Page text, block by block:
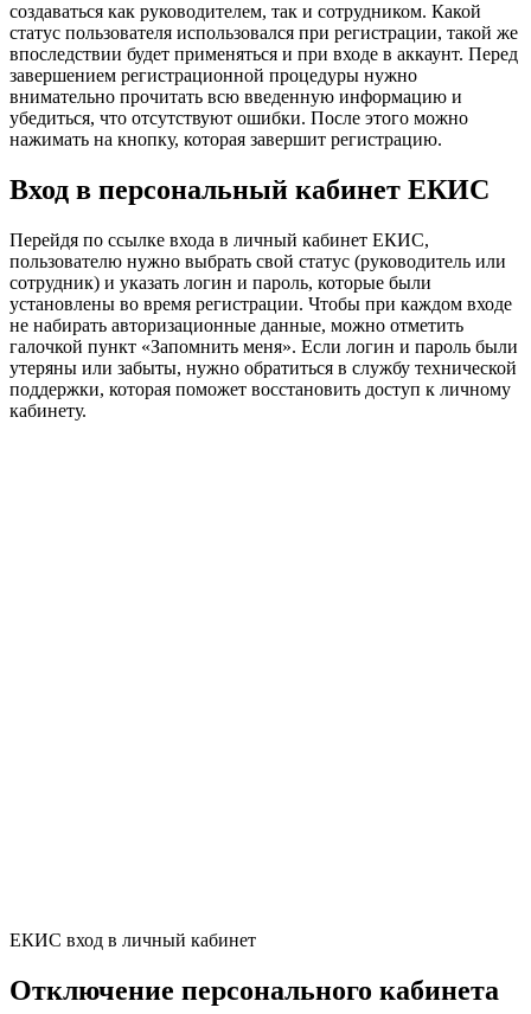
создаваться как руководителем, так и сотрудником. Какой
статус пользователя использовался при регистрации, такой же
впоследствии будет применяться и при входе в аккаунт. Перед
завершением регистрационной процедуры нужно
внимательно прочитать всю введенную информацию и
убедиться, что отсутствуют ошибки. После этого можно
нажимать на кнопку, которая завершит регистрацию.
Вход в персональный кабинет ЕКИС
Перейдя по ссылке входа в личный кабинет ЕКИС,
пользователю нужно выбрать свой статус (руководитель или
сотрудник) и указать логин и пароль, которые были
установлены во время регистрации. Чтобы при каждом входе
не набирать авторизационные данные, можно отметить
галочкой пункт «Запомнить меня». Если логин и пароль были
утеряны или забыты, нужно обратиться в службу технической
поддержки, которая поможет восстановить доступ к личному
кабинету.
ЕКИС вход в личный кабинет
Отключение персонального кабинета